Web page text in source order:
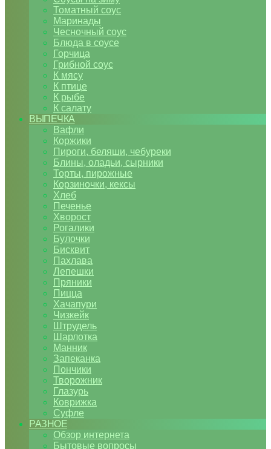
Томатный соус
Маринады
Чесночный соус
Блюда в соусе
Горчица
Грибной соус
К мясу
К птице
К рыбе
К салату
ВЫПЕЧКА
Вафли
Коржики
Пироги, беляши, чебуреки
Блины, оладьи, сырники
Торты, пирожные
Корзиночки, кексы
Хлеб
Печенье
Хворост
Рогалики
Булочки
Бисквит
Пахлава
Лепешки
Пряники
Пицца
Хачапури
Чизкейк
Штрудель
Шарлотка
Манник
Запеканка
Пончики
Творожник
Глазурь
Коврижка
Суфле
РАЗНОЕ
Обзор интернета
Бытовые вопросы